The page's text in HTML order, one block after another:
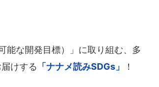
な開発目標）」に取り組む、多
けする 「ナナメ読みSDGs」 ！